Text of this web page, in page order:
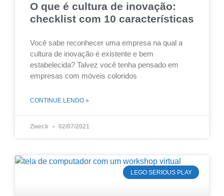
O que é cultura de inovação:
checklist com 10 características
Você sabe reconhecer uma empresa na qual a
cultura de inovação é existente e bem
estabelecida? Talvez você tenha pensado em
empresas com móveis coloridos
CONTINUE LENDO »
Zweck 02/07/2021
LEGO SERIOUS PLAY